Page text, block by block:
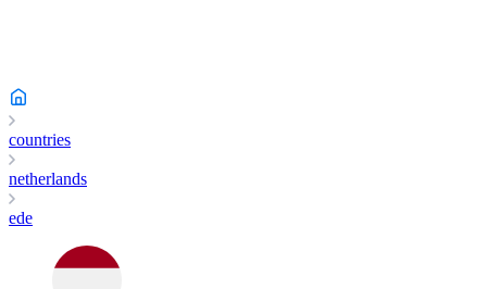
countries
netherlands
ede